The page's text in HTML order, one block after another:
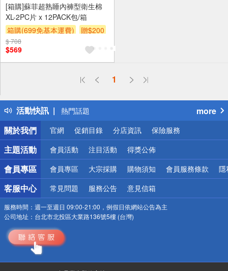
[箱購]蘇菲超熟睡內褲型衛生棉
XL-2PC片 x 12PACK包/箱
箱購(699免基本運費)
贈$200
$ 708
$569
1
活動快訊
偏遠地區配送
得獎公告
熱門話題
銀行優惠
偏遠地區配送
詐騙網頁！請小心！
more
關於我們
官網 促銷目錄 分店資訊 保險服務
主題活動 會員活動 注目活動 得獎公佈
會員專區 會員專區 大宗採購 購物須知 會員服務條款 隱
客服中心 常見問題 服務公告 意見信箱
服務時間： 週一至週日 09:00-21:00，例假日依網站公告為主
公司地址： 台北市北投區大業路136號5樓 (台灣)